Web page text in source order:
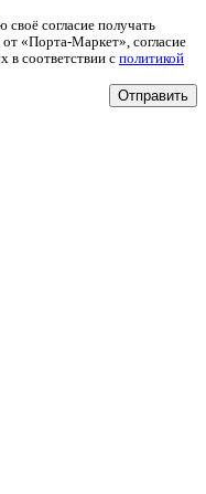
согласие получать
«Порта-Маркет», согласие
в соответствии с политикой
Отправить